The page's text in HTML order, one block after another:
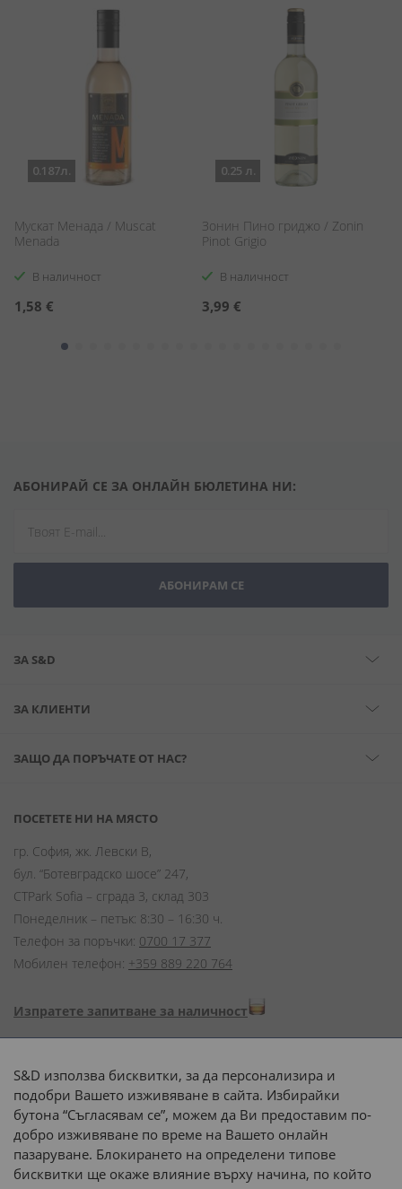
0.187л.
Мускат Менада / Muscat
Menada
В наличност
1,58 €
0.25 л.
Зонин Пино гриджо / Zonin
Pinot Grigio
В наличност
3,99 €
АБОНИРАЙ СЕ ЗА ОНЛАЙН БЮЛЕТИНА НИ:
АБОНИРАМ СЕ
ЗА S&D
ЗА КЛИЕНТИ
ЗАЩО ДА ПОРЪЧАТЕ ОТ НАС?
ПОСЕТЕТЕ НИ НА МЯСТО
гр. София, жк. Левски В,
бул. “Ботевградско шосе” 247,
CTPark Sofia – сграда 3, склад 303
Понеделник – петък: 8:30 – 16:30 ч.
Телефон за поръчки: 0700 17 377
Мобилен телефон: +359 889 220 764
Изпратете запитване за наличност
Начини на плащане:
Доставка до адрес с:
S&D използва бисквитки, за да персонализира и
подобри Вашето изживяване в сайта. Избирайки
бутона “Съгласявам се”, можем да Ви предоставим по-
добро изживяване по време на Вашето онлайн
пазаруване. Блокирането на определени типове
бисквитки ще окаже влияние върху начина, по който